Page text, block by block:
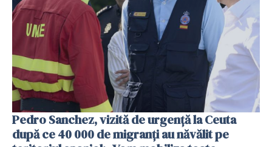
Pedro Sanchez, vizită de urgență la Ceuta
după ce 40 000 de migranți au năvălit pe